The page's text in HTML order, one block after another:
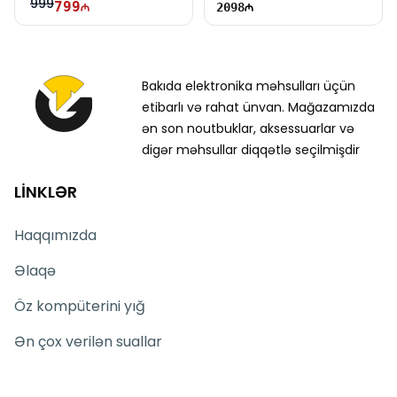
999799 2098
Bakıda elektronika məhsulları üçün
etibarlı və rahat ünvan. Mağazamızda
ən son noutbuklar, aksessuarlar və
digər məhsullar diqqətlə seçilmişdir
LİNKLƏR
Haqqımızda
Əlaqə
Öz kompüterini yığ
Ən çox verilən suallar